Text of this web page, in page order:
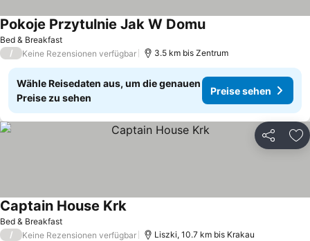
Bed & Breakfast
Pokoje Przytulnie Jak W Domu
/ Keine Rezensionen verfügbar 3.5 km bis Zentrum
Wähle Reisedaten aus, um die genauen
Preise zu sehen
Preise sehen
Teilen
Bed & Breakfast
Captain House Krk
/ Keine Rezensionen verfügbar Liszki, 10.7 km bis Krakau